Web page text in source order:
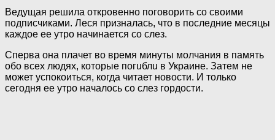
Ведущая решила откровенно поговорить со своими
подписчиками. Леся призналась, что в последние месяцы
каждое ее утро начинается со слез.
Сперва она плачет во время минуты молчания в память
обо всех людях, которые пoгuблu в Украине. Затем не
может успокоиться, когда читает новости. И только
сегодня ее утро началось со слез гордости.